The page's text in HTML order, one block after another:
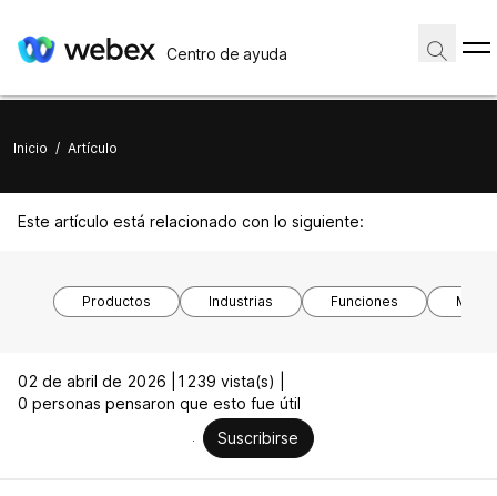
Centro de ayuda
Inicio / Artículo
Este artículo está relacionado con lo siguiente:
Productos Industrias Funciones
02 de abril de 2026 |
1239 vista(s) |
0 personas pensaron que esto fue útil
Suscribirse